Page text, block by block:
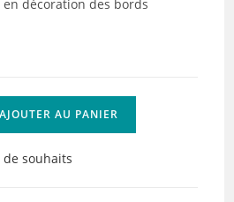
décoration des bords
AJOUTER AU PANIER
souhaits